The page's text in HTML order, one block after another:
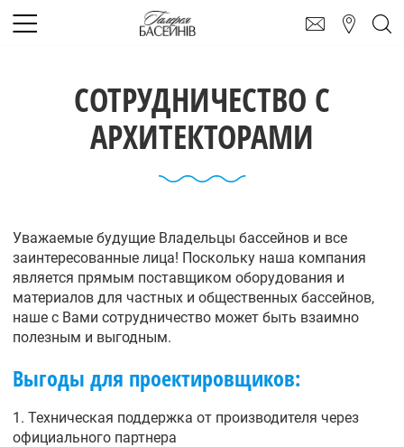
СОТРУДНИЧЕСТВО С
АРХИТЕКТОРАМИ
Уважаемые будущие Владельцы бассейнов и все
заинтересованные лица! Поскольку наша компания
является прямым поставщиком оборудования и
материалов для частных и общественных бассейнов,
наше с Вами сотрудничество может быть взаимно
полезным и выгодным.
Выгоды для проектировщиков:
1. Техническая поддержка от производителя через
официального партнера